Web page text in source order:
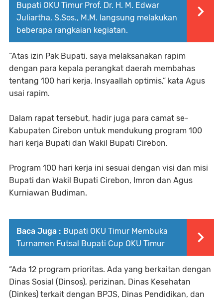
Bupati OKU Timur Prof. Dr. H. M. Edwar
Juliartha, S.Sos., M.M. langsung melakukan
beberapa rangkaian kegiatan.
“Atas izin Pak Bupati, saya melaksanakan rapim
dengan para kepala perangkat daerah membahas
tentang 100 hari kerja. Insyaallah optimis,” kata Agus
usai rapim.
Dalam rapat tersebut, hadir juga para camat se-
Kabupaten Cirebon untuk mendukung program 100
hari kerja Bupati dan Wakil Bupati Cirebon.
Program 100 hari kerja ini sesuai dengan visi dan misi
Bupati dan Wakil Bupati Cirebon, Imron dan Agus
Kurniawan Budiman.
Baca Juga : Bupati OKU Timur Membuka
Turnamen Futsal Bupati Cup OKU Timur
“Ada 12 program prioritas. Ada yang berkaitan dengan
Dinas Sosial (Dinsos), perizinan, Dinas Kesehatan
(Dinkes) terkait dengan BPJS, Dinas Pendidikan, dan